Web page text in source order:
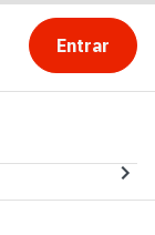
Entrar